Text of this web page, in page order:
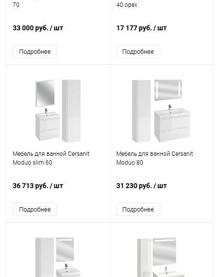
70
33 000 руб. / шт
Подробнее
40 орех
17 177 руб. / шт
Подробнее
Мебель для ванной Cersanit
Moduo slim 60
36 713 руб. / шт
Подробнее
Мебель для ванной Cersanit
Moduo 80
31 230 руб. / шт
Подробнее